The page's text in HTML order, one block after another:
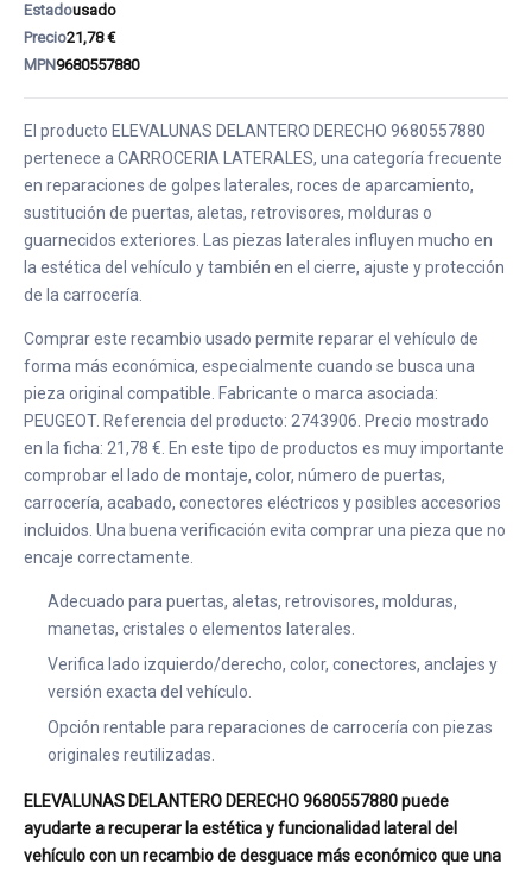
Estadousado
Precio21,78 €
MPN9680557880
El producto ELEVALUNAS DELANTERO DERECHO 9680557880
pertenece a CARROCERIA LATERALES, una categoría frecuente
en reparaciones de golpes laterales, roces de aparcamiento,
sustitución de puertas, aletas, retrovisores, molduras o
guarnecidos exteriores. Las piezas laterales influyen mucho en
la estética del vehículo y también en el cierre, ajuste y protección
de la carrocería.
Comprar este recambio usado permite reparar el vehículo de
forma más económica, especialmente cuando se busca una
pieza original compatible. Fabricante o marca asociada:
PEUGEOT. Referencia del producto: 2743906. Precio mostrado
en la ficha: 21,78 €. En este tipo de productos es muy importante
comprobar el lado de montaje, color, número de puertas,
carrocería, acabado, conectores eléctricos y posibles accesorios
incluidos. Una buena verificación evita comprar una pieza que no
encaje correctamente.
Adecuado para puertas, aletas, retrovisores, molduras,
manetas, cristales o elementos laterales.
Verifica lado izquierdo/derecho, color, conectores, anclajes y
versión exacta del vehículo.
Opción rentable para reparaciones de carrocería con piezas
originales reutilizadas.
ELEVALUNAS DELANTERO DERECHO 9680557880 puede
ayudarte a recuperar la estética y funcionalidad lateral del
vehículo con un recambio de desguace más económico que una